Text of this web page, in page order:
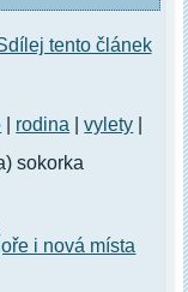
tento článek
rodina |vylety
sokorka
i nová místa